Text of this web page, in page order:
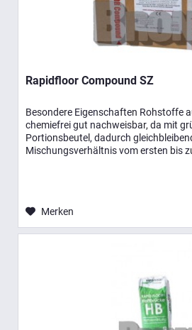
Rapidfloor Compound SZ
Besondere Eigenschaften Rohstoffe
chemiefrei gut nachweisbar, da mit
Portionsbeutel, dadurch
Mischungsverhältnis vom ersten bis
Merken